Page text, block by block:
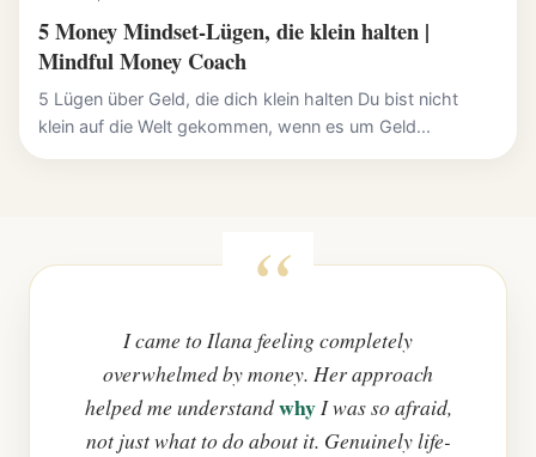
5 Money Mindset-Lügen, die klein halten |
Mindful Money Coach
5 Lügen über Geld, die dich klein halten Du bist nicht
klein auf die Welt gekommen, wenn es um Geld...
I came to Ilana feeling completely
overwhelmed by money. Her approach
helped me understandwhyI was so afraid,
not just what to do about it. Genuinely life-